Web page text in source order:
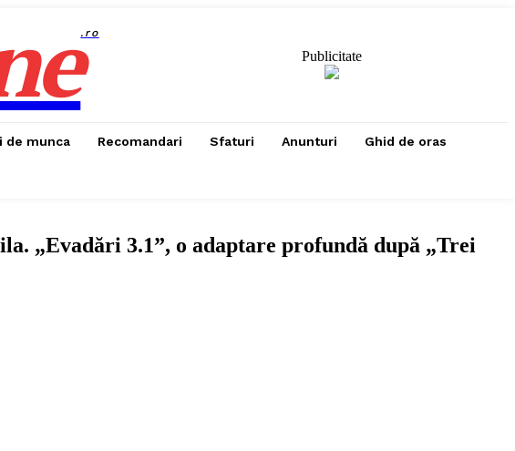
.ro
Publicitate
de munca Recomandari Sfaturi Anunturi Ghid de oras
„Evadări 3.1”, o adaptare profundă după „Trei